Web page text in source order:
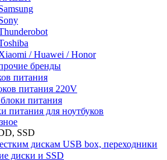
/ Huawei / Honor
бренды
питания
питания 220V
питания
питания для ноутбуков
SSD
дискам USB box, переходники
диски и SSD